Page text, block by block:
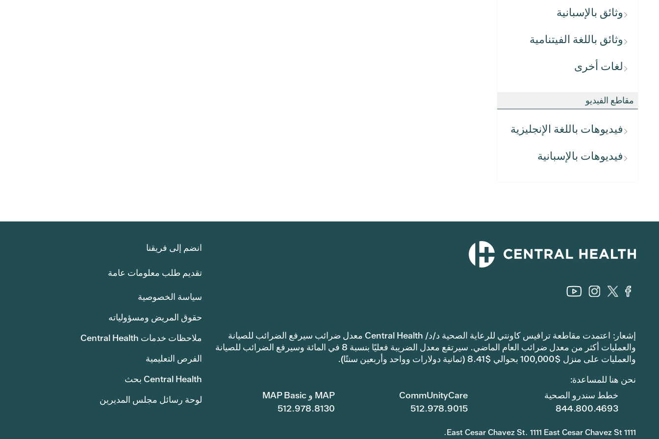
وثائق بالإسبانية
وثائق باللغة الفيتنامية
لغات أخرى
مقاطع الفيديو
فيديوهات باللغة الإنجليزية
فيديوهات بالإسبانية
إشعار: اعتمدت مقاطعة ترافيس كاونتي للرعاية الصحية د/د/ Central Health معدل ضرائب سيرفع الضرائب للصيانة
والعمليات أكثر من معدل ضرائب العام الماضي. سيرتفع معدل الضريبة فعليًا بنسبة 8 في المائة وسيرفع الضرائب للصيانة
والعمليات على منزل $100,000 بحوالي $8.41 (ثمانية دولارات وواحد وأربعين سنتًا).
نحن هنا للمساعدة:
MAP و MAP Basic
512.978.8130
CommUnityCare
512.978.9015
خطط سندرو الصحية
844.800.4693
1111 East Cesar Chavez St. 1111 East Cesar Chavez St.
انضم إلى فريقنا
تقديم طلب معلومات عامة
سياسة الخصوصية
حقوق المريض ومسؤولياته
ملاحظات خدمات Central Health
الفرص التعليمية
Central Health بحث
لوحة رسائل مجلس المديرين